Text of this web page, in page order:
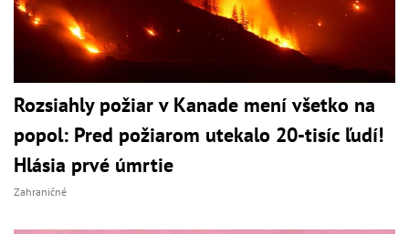
Rozsiahly požiar v Kanade mení všetko na
popol: Pred požiarom utekalo 20-tisíc ľudí!
Hlásia prvé úmrtie
Zahraničné